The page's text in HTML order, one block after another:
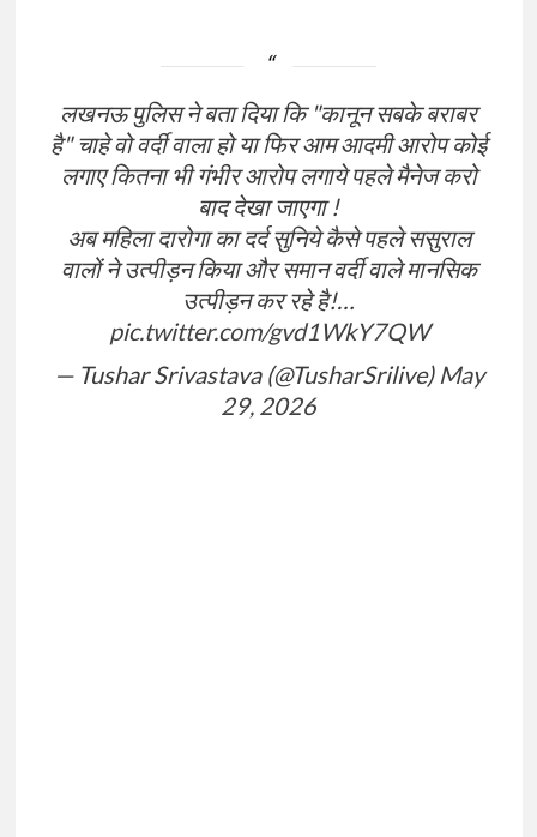
लखनऊ पुलिस ने बता दिया कि "कानून सबके बराबर
है" चाहे वो वर्दी वाला हो या फिर आम आदमी आरोप कोई
लगाए कितना भी गंभीर आरोप लगाये पहले मैनेज करो
बाद देखा जाएगा !
अब महिला दारोगा का दर्द सुनिये कैसे पहले ससुराल
वालों ने उत्पीड़न किया और समान वर्दी वाले मानसिक
उत्पीड़न कर रहे है!…
pic.twitter.com/gvd1WkY7QW
— Tushar Srivastava (@TusharSrilive) May
29, 2026